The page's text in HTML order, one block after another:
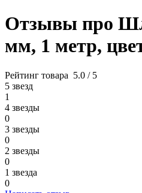
Отзывы про
мм, 1 метр,
Рейтинг товара 5.0 / 5
5 звезд
1
4 звезды
0
3 звезды
0
2 звезды
0
1 звезда
0